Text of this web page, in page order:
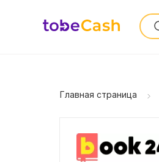
Главная страница